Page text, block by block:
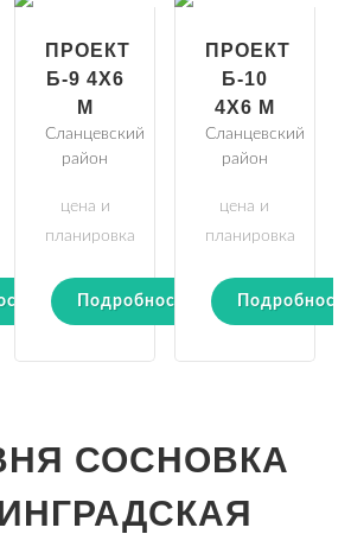
ПРОЕКТ
Б-9 4Х6
М
Сланцевский
район
цена и
планировка
Подробности
ПРОЕКТ
Б-10
4Х6 М
Сланцевский
район
цена и
планировка
СОСНОВКА